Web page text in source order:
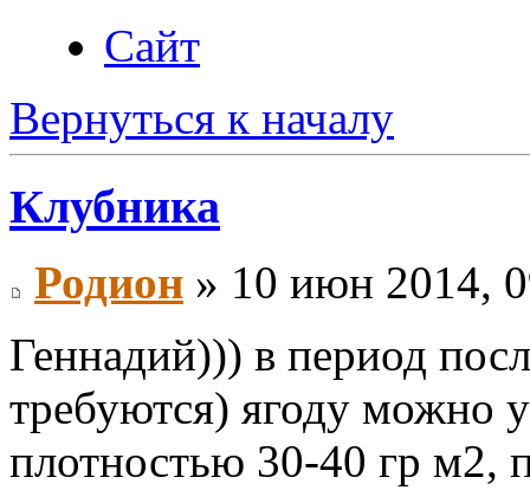
Сайт
Вернуться к началу
Клубника
Родион » 10 июн 2014,
Геннадий))) в период
требуются) ягоду можно
плотностью 30-40 гр м2,